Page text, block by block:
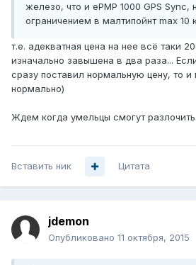
железо, что и ePMP 1000 GPS
ограничением в малтипойнт max 10
т.е. адекватная цена на нее всё таки
изначально завышена в два раза...
сразу поставил нормальную цену, то
нормально)
Ждем когда умельцы смогут разлочить
Вставить ник Цитата
jdemon
Опубликовано 11 октября, 2015